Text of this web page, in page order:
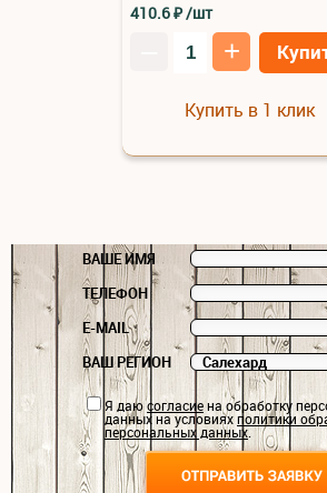
410.6₽/шт
+
Купить в 1 клик
ВАШЕ ИМЯ
ТЕЛЕФОН
E-MAIL
ВАШ РЕГИОН
Я даюсогласиена обработку
данных на условияхполитики
персональных данных.